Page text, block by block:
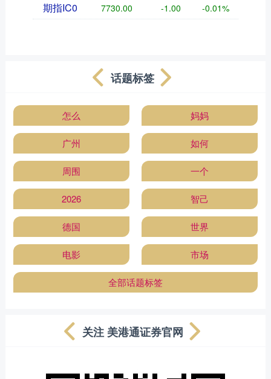
期指IC0 7730.00 -1.00 -0.01%
话题标签
怎么 妈妈
广州 如何
周围 一个
2026 智己
德国 世界
电影 市场
全部话题标签
关注 美港通证券官网